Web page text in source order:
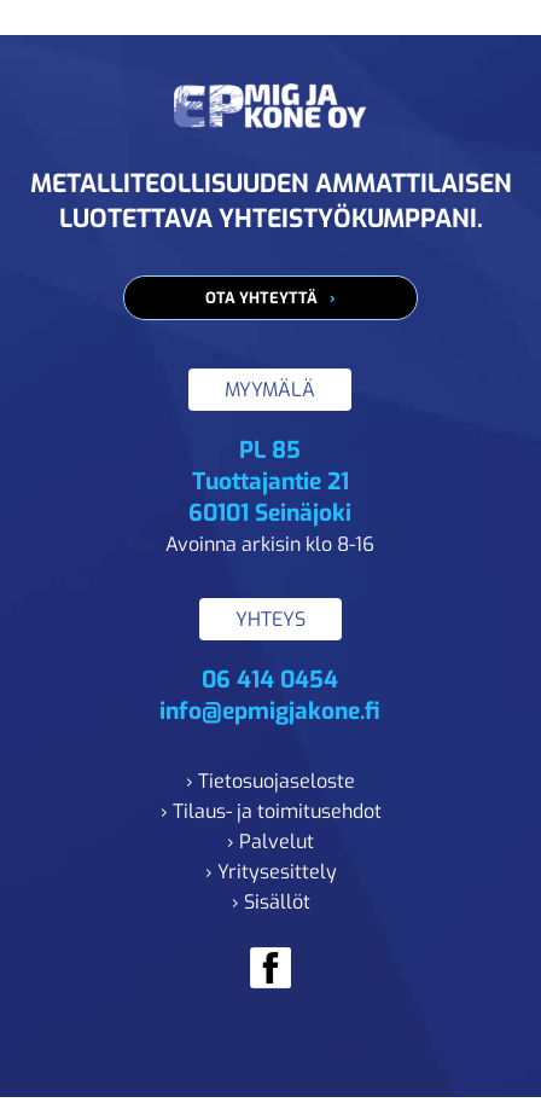
METALLITEOLLISUUDEN AMMATTILAISEN
LUOTETTAVA YHTEISTYÖKUMPPANI.
OTA YHTEYTTÄ
MYYMÄLÄ
PL 85
Tuottajantie 21
60101 Seinäjoki
Avoinna arkisin klo 8-16
YHTEYS
06 414 0454
info@epmigjakone.fi
› Tietosuojaseloste
› Tilaus- ja toimitusehdot
› Palvelut
› Yritysesittely
› Sisällöt